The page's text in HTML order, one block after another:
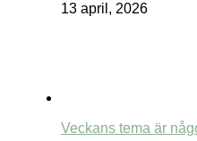
13 april, 2026
Veckans tema är